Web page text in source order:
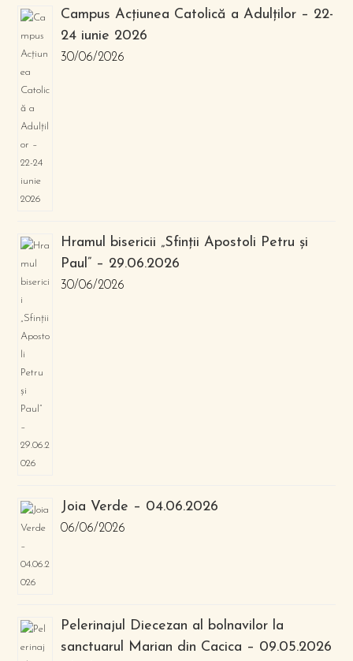
Campus Acțiunea Catolică a Adulților – 22-
24 iunie 2026
30/06/2026
Hramul bisericii „Sfinții Apostoli Petru și
Paul” – 29.06.2026
30/06/2026
Joia Verde – 04.06.2026
06/06/2026
Pelerinajul Diecezan al bolnavilor la
sanctuarul Marian din Cacica – 09.05.2026